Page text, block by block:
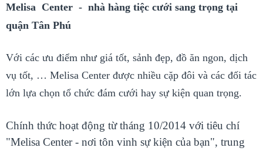
Melisa Center - nhà hàng tiệc cưới sang trọng tại
quận Tân Phú
Với các ưu điểm như giá tốt, sảnh đẹp, đồ ăn ngon, dịch
vụ tốt, … Melisa Center được nhiều cặp đôi và các đối tác
lớn lựa chọn tổ chức đám cưới hay sự kiện quan trọng.
Chính thức hoạt động từ tháng 10/2014 với tiêu chí
"Melisa Center - nơi tôn vinh sự kiện của bạn", trung